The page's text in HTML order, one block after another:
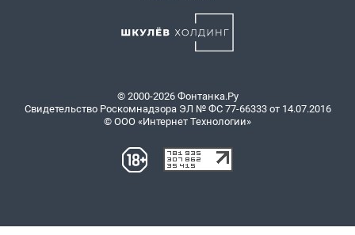
© 2000-2026 Фонтанка.Ру
Свидетельство Роскомнадзора ЭЛ № ФС 77-66333 от 14.07.2016
© ООО «Интернет Технологии»